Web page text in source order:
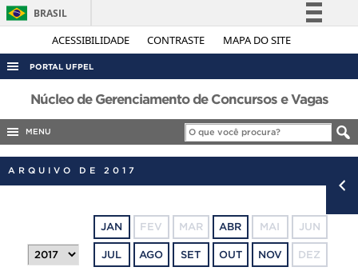
ACESSIBILIDADE CONTRASTE MAPA DO SITE
BRASIL
Simplifique!
Legislação
Canais
PORTAL UFPEL
ACESSO À INFORMAÇÃO
AUDITORIA
CONCURSOS
OUVIDORIA
Núcleo de Gerenciamento de Concursos e Vagas
MENU
ARQUIVO DE 2017
JAN FEV MAR ABR MAI JUN
JUL AGO SET OUT NOV DEZ